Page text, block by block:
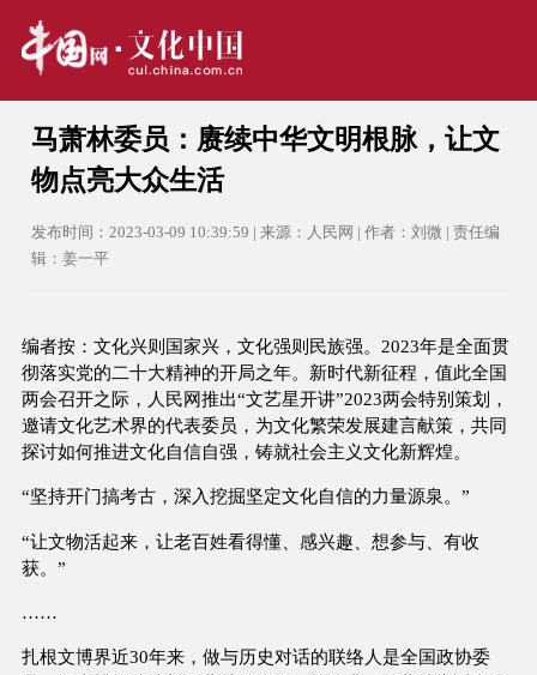
马萧林委员：赓续中华文明根脉，让文
物点亮大众生活
发布时间：2023-03-09 10:39:59 | 来源：人民网 | 作者：刘微 | 责任编
辑：姜一平
编者按：文化兴则国家兴，文化强则民族强。2023年是全面贯
彻落实党的二十大精神的开局之年。新时代新征程，值此全国
两会召开之际，人民网推出“文艺星开讲”2023两会特别策划，
邀请文化艺术界的代表委员，为文化繁荣发展建言献策，共同
探讨如何推进文化自信自强，铸就社会主义文化新辉煌。
“坚持开门搞考古，深入挖掘坚定文化自信的力量源泉。”
“让文物活起来，让老百姓看得懂、感兴趣、想参与、有收
获。”
……
扎根文博界近30年来，做与历史对话的联络人是全国政协委